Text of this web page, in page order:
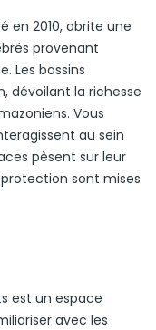
en 2010, abrite une
provenant
Les bassins
dévoilant la richesse
Vous
au sein
pèsent sur leur
sont mises
est un espace
avec les